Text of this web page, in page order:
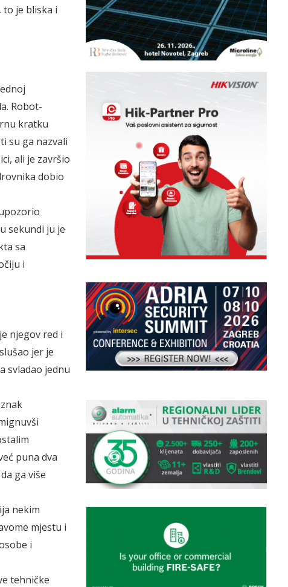
je bliska i
Robot-
kratku
su ga nazvali
ali je završio
dobio
sekundi ju je
sa
i
njegov red i
jer je
svladao jednu
puna dva
ga više
nekim
mjestu i
i
tehničke